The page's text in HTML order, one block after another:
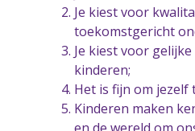
Je kiest voor
toekomstgericht
Je kiest voor
kinderen;
Het is fijn om jezelf
Kinderen maken
en de wereld om